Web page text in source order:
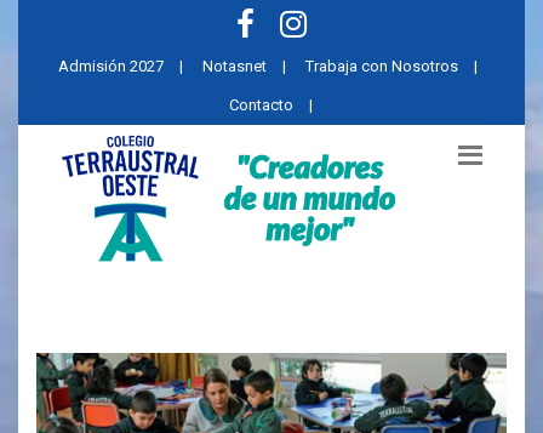
Admisión 2027 | Notasnet | Trabaja con Nosotros |
Contacto |